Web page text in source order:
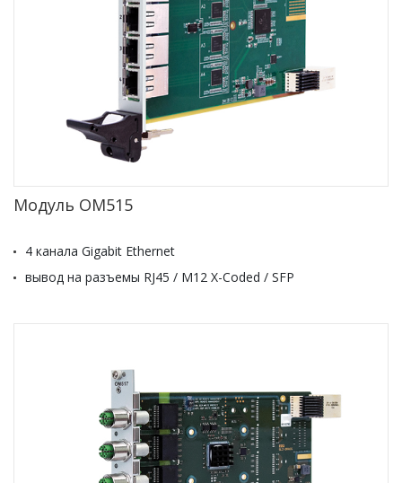
Модуль OM515
4 канала Gigabit Ethernet
вывод на разъемы RJ45 / M12 X-Coded / SFP